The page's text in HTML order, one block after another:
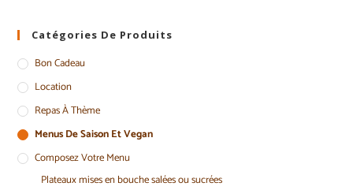
Catégories De Produits
Bon Cadeau
Location
Repas À Thème
Menus De Saison Et Vegan
Composez Votre Menu
Plateaux mises en bouche salées ou sucrées